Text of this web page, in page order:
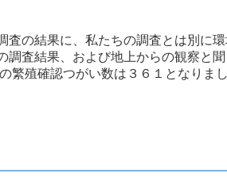
の結果に、私たちの調査とは別に
調査結果、および地上からの観察と
繁殖確認つがい数は３６１となりま